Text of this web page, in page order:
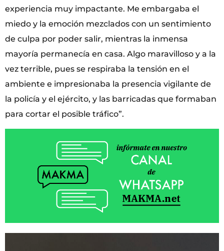
experiencia muy impactante. Me embargaba el
miedo y la emoción mezclados con un sentimiento
de culpa por poder salir, mientras la inmensa
mayoría permanecía en casa. Algo maravilloso y a la
vez terrible, pues se respiraba la tensión en el
ambiente e impresionaba la presencia vigilante de
la policía y el ejército, y las barricadas que formaban
para cortar el posible tráfico”.